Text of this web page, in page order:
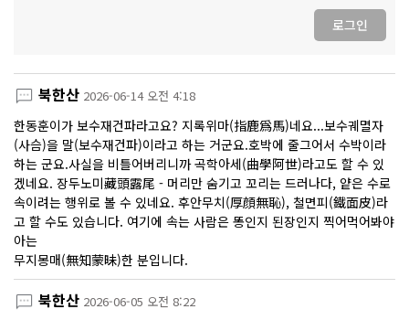
로그인
북한산 2026-06-14 오전 4:18
한동훈이가 보수재건파라고요? 지록위마(指鹿爲馬)네요...보수궤멸자
(사슴)을 말(보수재건파)이라고 하는 거군요.호박에 줄그어서 수박이라
하는 군요.사실을 비틀어버리니까 곡학아세(曲學阿世)라고도 할 수 있
겠네요. 장두노미藏頭露尾 - 머리만 숨기고 꼬리는 드러나다, 얕은 수로
속이려는 행위로 볼 수 있네요. 후안무치(厚顔無恥), 철면피(鐵面皮)라
고 할 수도 있습니다. 여기에 속는 사람은 똥인지 된장인지 찍어먹어봐야
아는
무지몽매(無知蒙昧)한 분입니다.
북한산 2026-06-05 오전 8:22